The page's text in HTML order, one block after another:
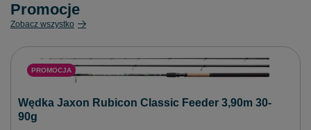
Promocje
Zobacz wszystko
PROMOCJA
Wędka Jaxon Rubicon Classic Feeder 3,90m 30-
90g